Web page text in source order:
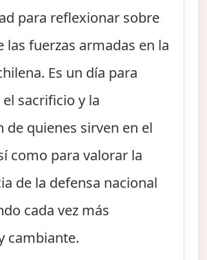
para reflexionar sobre
las fuerzas armadas en la
Es un día para
sacrificio y la
de quienes sirven en el
como para valorar la
de la defensa nacional
cada vez más
cambiante.